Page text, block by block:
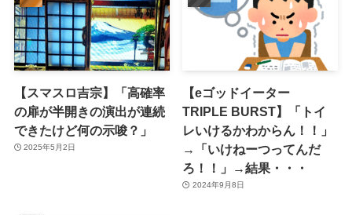
【スマスロ吉宗】「高確率
の扉が半開きの演出が連続
できたけど何の示唆？」
2025年5月2日
【eゴッドイーター
TRIPLE BURST】「トイ
レいけるかわからん！！」
→「いけねーつってんだ
ろ！！」→結果・・・
2024年9月8日